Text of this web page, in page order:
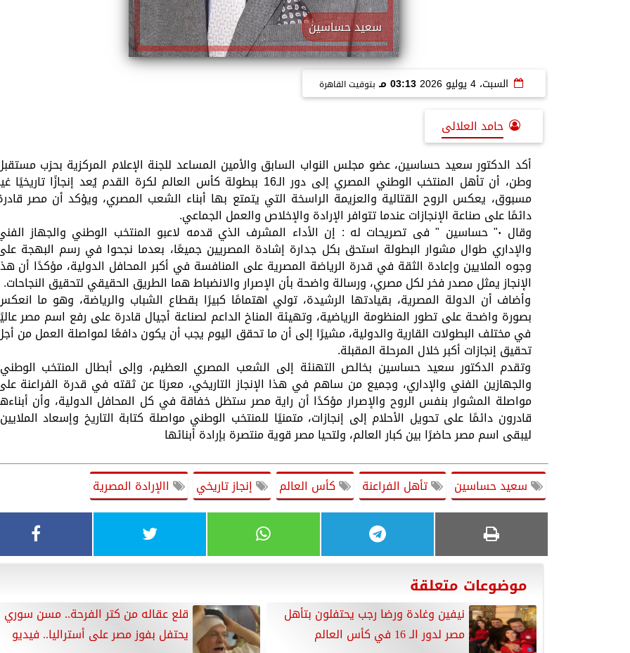
سعيد حساسين
السبت، 4 يوليو 2026 03:13 مـ بتوقيت القاهرة
حامد العلالى
أكد الدكتور سعيد حساسين، عضو مجلس النواب السابق والأمين المساعد للجنة الإعلام المركزية بحزب
وطن، أن تأهل المنتخب الوطني المصري إلى دور الـ16 ببطولة كأس العالم لكرة القدم يُعد إنجازًا تاريخيًا
مسبوق، يعكس الروح القتالية والعزيمة الراسخة التي يتمتع بها أبناء الشعب المصري، ويؤكد أن مصر
دائمًا على صناعة الإنجازات عندما تتوافر الإرادة والإخلاص والعمل الجماعي.
وقال ٠" حساسين " فى تصريحات له : إن الأداء المشرف الذي قدمه لاعبو المنتخب الوطني والجهاز
والإداري طوال مشوار البطولة استحق بكل جدارة إشادة المصريين جميعًا، بعدما نجحوا في رسم البهجة
وجوه الملايين وإعادة الثقة في قدرة الرياضة المصرية على المنافسة في أكبر المحافل الدولية، مؤكدًا أن
الإنجاز يمثل مصدر فخر لكل مصري، ورسالة واضحة بأن الإصرار والانضباط هما الطريق الحقيقي لتحقيق النجاحات.
وأضاف أن الدولة المصرية، بقيادتها الرشيدة، تولي اهتمامًا كبيرًا بقطاع الشباب والرياضة، وهو ما
بصورة واضحة على تطور المنظومة الرياضية، وتهيئة المناخ الداعم لصناعة أجيال قادرة على رفع اسم مصر
في مختلف البطولات القارية والدولية، مشيرًا إلى أن ما تحقق اليوم يجب أن يكون دافعًا لمواصلة العمل من
تحقيق إنجازات أكبر خلال المرحلة المقبلة.
وتقدم الدكتور سعيد حساسين بخالص التهنئة إلى الشعب المصري العظيم، وإلى أبطال المنتخب
والجهازين الفني والإداري، وجميع من ساهم في هذا الإنجاز التاريخي، معربًا عن ثقته في قدرة الفراعنة
مواصلة المشوار بنفس الروح والإصرار مؤكدًا أن راية مصر ستظل خفاقة في كل المحافل الدولية، وأن
قادرون دائمًا على تحويل الأحلام إلى إنجازات، متمنيًا للمنتخب الوطني مواصلة كتابة التاريخ وإسعاد
ليبقى اسم مصر حاضرًا بين كبار العالم، ولتحيا مصر قوية منتصرة بإرادة أبنائها
سعيد حساسين تأهل الفراعنة كأس العالم إنجاز تاريخي االإرادة المصرية
موضوعات متعلقة
نيفين وغادة ورضا رجب يحتفلون بتأهل
مصر لدور الـ 16 في كأس العالم
قلع عقاله من كتر الفرحة.. مسن سوري
يحتفل بفوز مصر على أستراليا.. فيديو